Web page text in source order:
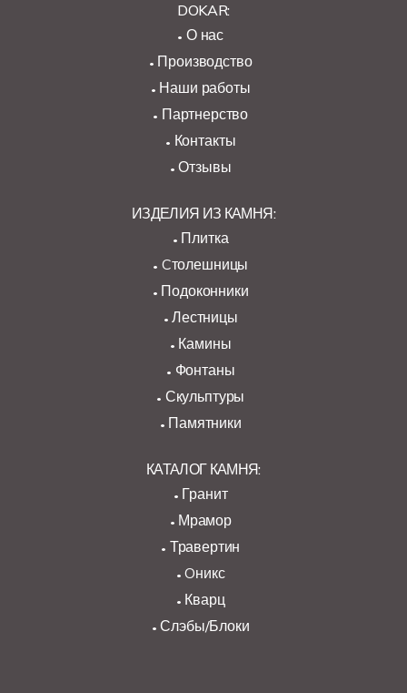
DOKAR:
О нас
Производство
Наши работы
Партнерство
Контакты
Отзывы
ИЗДЕЛИЯ ИЗ КАМНЯ:
Плитка
Cтолешницы
Подоконники
Лестницы
Камины
Фонтаны
Скульптуры
Памятники
КАТАЛОГ КАМНЯ:
Гранит
Мрамор
Травертин
Oникс
Кварц
Слэбы/Блоки